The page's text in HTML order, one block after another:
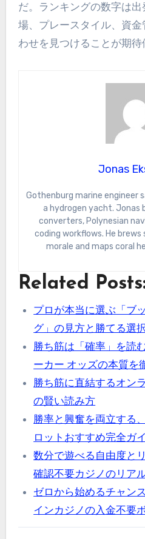
だ。ランキングの数字は
場、プレースタイル、資
わせを見つけることが期待
Jonas
Gothenburg marine engineer sailing the South Pacific on
a hydrogen yacht. Jonas
converters, Polynesian
coding workflows. He
morale and maps coral
Related
プロが本当に選ぶ「ブ
グ」の見方と勝てる選
勝ち筋は「確率」を読
ーカー オッズの本質を
勝ち筋に直結するオン
の賢い読み方
勝率と興奮を両立する
ロットおすすめ完全ガ
数分で遊べる自由度と
確認不要カジノのリア
ゼロから始めるチャン
インカジノの入金不要